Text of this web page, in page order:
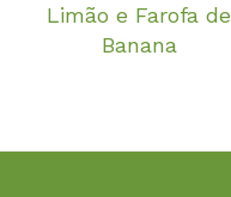
Limão e Farofa de
Banana